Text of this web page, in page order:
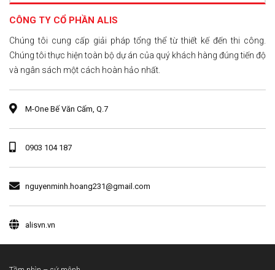
CÔNG TY CỔ PHẦN ALIS
Chúng tôi cung cấp giải pháp tổng thể từ thiết kế đến thi công.
Chúng tôi thực hiện toàn bộ dự án của quý khách hàng đúng tiến độ
và ngân sách một cách hoàn hảo nhất.
M-One Bế Văn Cấm, Q.7
0903 104 187
nguyenminh.hoang231@gmail.com
alisvn.vn